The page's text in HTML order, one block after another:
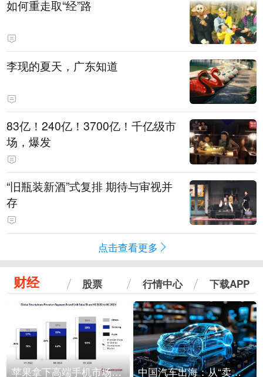
如何重走取“经”路
李现的夏天，广东知道
83亿！240亿！3700亿！千亿级市
场，爆发
“旧瓶装新酒”式复排 期待与审视并
存
点击查看更多
财经 股票 行情中心 下载APP
苹果拿下高端手机市场65%的份额：iPhone 17系列功不可没 中国汽车出海：从“卖出去”到“走进去”